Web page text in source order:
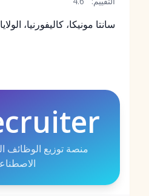
سانتا مونيكا، كاليفورنيا،
منصة توزيع الوظائف